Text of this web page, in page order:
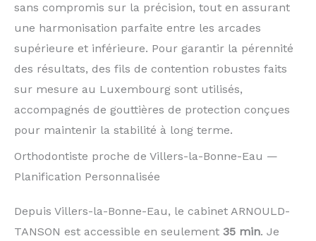
sans compromis sur la précision, tout en assurant
une harmonisation parfaite entre les arcades
supérieure et inférieure. Pour garantir la pérennité
des résultats, des fils de contention robustes faits
sur mesure au Luxembourg sont utilisés,
accompagnés de gouttières de protection conçues
pour maintenir la stabilité à long terme.
Orthodontiste proche de Villers-la-Bonne-Eau —
Planification Personnalisée
Depuis Villers-la-Bonne-Eau, le cabinet ARNOULD-
TANSON est accessible en seulement 35 min. Je